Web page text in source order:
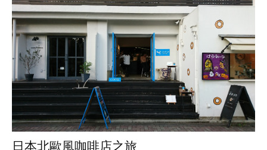
日本北歐風咖啡店之旅